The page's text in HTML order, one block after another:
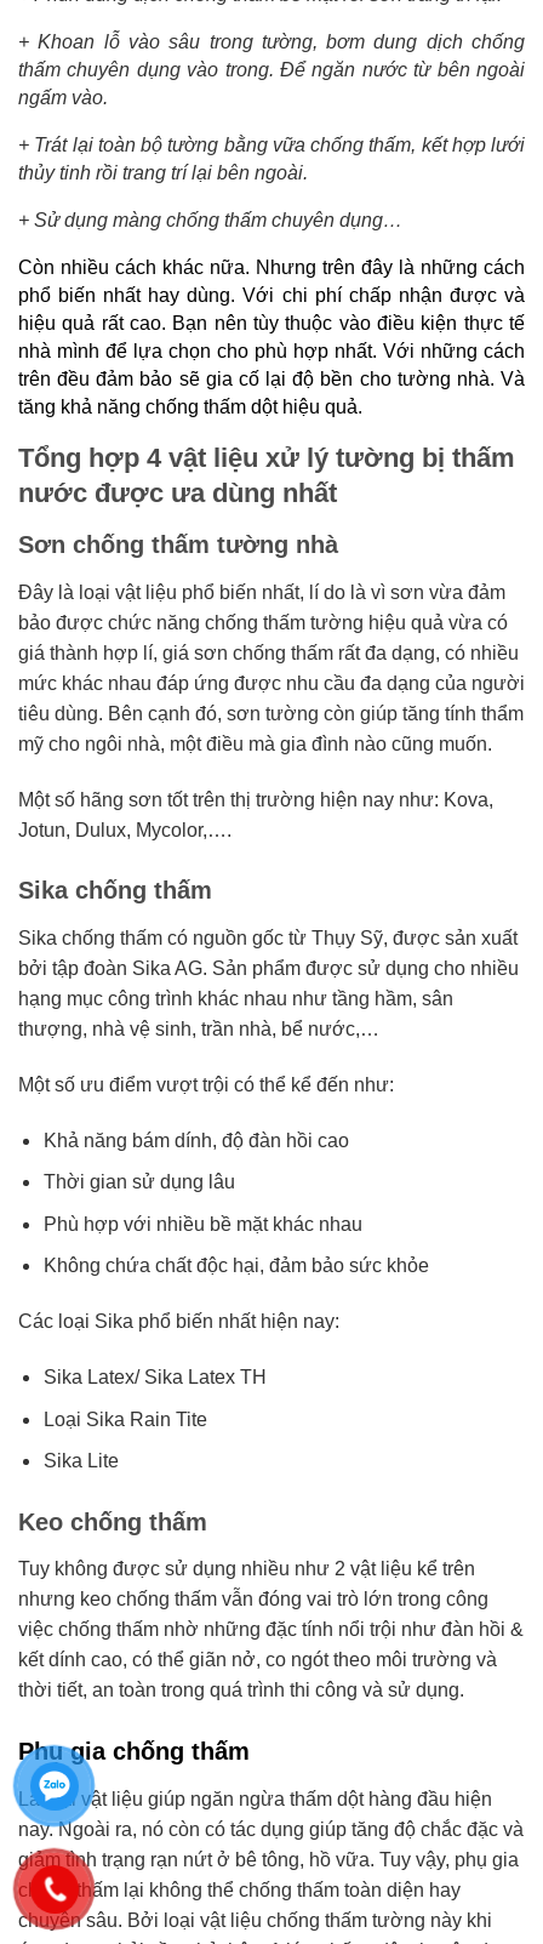
+ Khoan lỗ vào sâu trong tường, bơm dung dịch chống
thấm chuyên dụng vào trong. Để ngăn nước từ bên ngoài
ngấm vào.
+ Trát lại toàn bộ tường bằng vữa chống thấm, kết hợp lưới
thủy tinh rồi trang trí lại bên ngoài.
+ Sử dụng màng chống thấm chuyên dụng…
Còn nhiều cách khác nữa. Nhưng trên đây là những cách
phổ biến nhất hay dùng. Với chi phí chấp nhận được và
hiệu quả rất cao. Bạn nên tùy thuộc vào điều kiện thực tế
nhà mình để lựa chọn cho phù hợp nhất. Với những cách
trên đều đảm bảo sẽ gia cố lại độ bền cho tường nhà. Và
tăng khả năng chống thấm dột hiệu quả.
Tổng hợp 4 vật liệu xử lý tường bị thấm
nước được ưa dùng nhất
Sơn chống thấm tường nhà
Đây là loại vật liệu phổ biến nhất, lí do là vì sơn vừa đảm
bảo được chức năng chống thấm tường hiệu quả vừa có
giá thành hợp lí, giá sơn chống thấm rất đa dạng, có nhiều
mức khác nhau đáp ứng được nhu cầu đa dạng của người
tiêu dùng. Bên cạnh đó, sơn tường còn giúp tăng tính thẩm
mỹ cho ngôi nhà, một điều mà gia đình nào cũng muốn.
Một số hãng sơn tốt trên thị trường hiện nay như: Kova,
Jotun, Dulux, Mycolor,….
Sika chống thấm
Sika chống thấm có nguồn gốc từ Thụy Sỹ, được sản xuất
bởi tập đoàn Sika AG. Sản phẩm được sử dụng cho nhiều
hạng mục công trình khác nhau như tầng hầm, sân
thượng, nhà vệ sinh, trần nhà, bể nước,…
Một số ưu điểm vượt trội có thể kể đến như:
Khả năng bám dính, độ đàn hồi cao
Thời gian sử dụng lâu
Phù hợp với nhiều bề mặt khác nhau
Không chứa chất độc hại, đảm bảo sức khỏe
Các loại Sika phổ biến nhất hiện nay:
Sika Latex/ Sika Latex TH
Loại Sika Rain Tite
Sika Lite
Keo chống thấm
Tuy không được sử dụng nhiều như 2 vật liệu kể trên
nhưng keo chống thấm vẫn đóng vai trò lớn trong công
việc chống thấm nhờ những đặc tính nổi trội như đàn hồi &
kết dính cao, có thể giãn nở, co ngót theo môi trường và
thời tiết, an toàn trong quá trình thi công và sử dụng.
Phụ gia chống thấm
Là loại vật liệu giúp ngăn ngừa thấm dột hàng đầu hiện
nay. Ngoài ra, nó còn có tác dụng giúp tăng độ chắc đặc và
giảm tình trạng rạn nứt ở bê tông, hồ vữa. Tuy vậy, phụ gia
chống thấm lại không thể chống thấm toàn diện hay
chuyên sâu. Bởi loại vật liệu chống thấm tường này khi